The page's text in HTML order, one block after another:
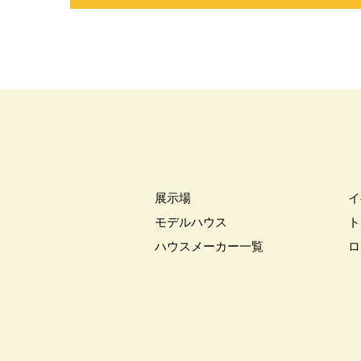
展示場
モデルハウス
ハウスメーカー一覧